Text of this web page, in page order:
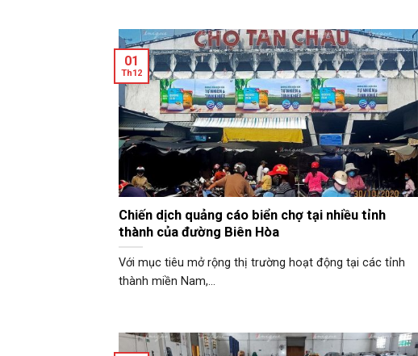
Chiến dịch quảng cáo biển chợ tại nhiều tỉnh
thành của đường Biên Hòa
Với mục tiêu mở rộng thị trường hoạt động tại các tỉnh
thành miền Nam,...
01
Th12